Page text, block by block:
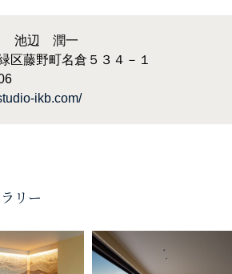
池辺 潤一
区藤野町名倉５３４－１
ikb.com/
リー